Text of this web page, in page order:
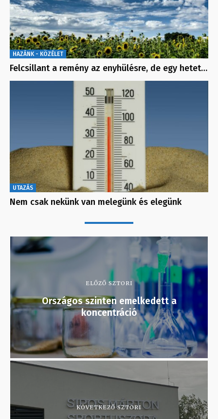
HAZÁNK - KÖZÉLET
Felcsillant a remény az enyhülésre, de egy hetet…
UTAZÁS
Nem csak nekünk van melegünk és elegünk
ELŐZŐ SZTORI
Országos szinten emelkedett a
koncentráció
KÖVETKEZŐ SZTORI